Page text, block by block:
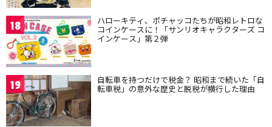
18 ハローキティ、ポチャッコたちが昭和レトロな
コインケースに！「サンリオキャラクターズ コ
インケース」第２弾
19 自転車を持つだけで税金？ 昭和まで続いた「自
転車税」の意外な歴史と脱税が横行した理由